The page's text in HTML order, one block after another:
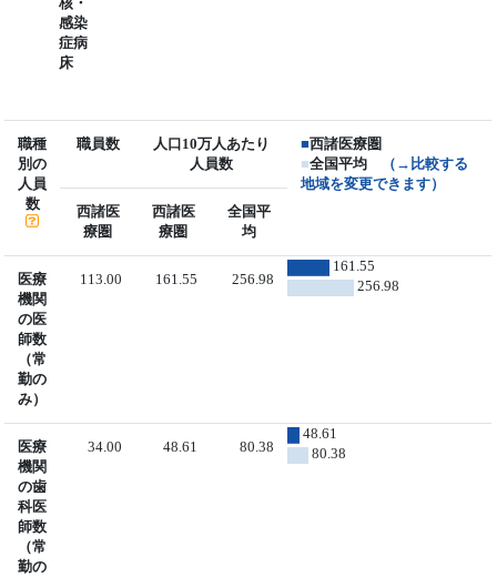
感染
症病
床
職種
別の
人員
数
職員数
人口10万人あたり
人員数
■西諸医療圏
■全国平均
（→比較する
地域を変更できます）
西諸医
療圏
西諸医
療圏
全国平
均
医療
機関
の医
師数
（常
勤の
み）
113.00 161.55 256.98
161.55
256.98
医療
機関
の歯
科医
師数
（常
勤の
34.00 48.61 80.38
48.61
80.38